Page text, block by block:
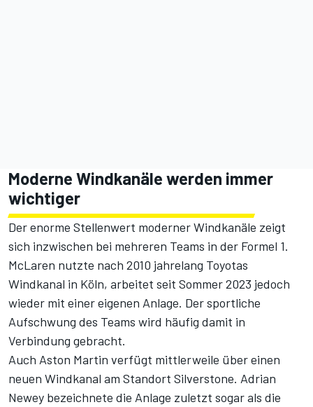
Moderne Windkanäle werden immer
wichtiger
Der enorme Stellenwert moderner Windkanäle zeigt
sich inzwischen bei mehreren Teams in der Formel 1.
McLaren nutzte nach 2010 jahrelang Toyotas
Windkanal in Köln, arbeitet seit Sommer 2023 jedoch
wieder mit einer eigenen Anlage. Der sportliche
Aufschwung des Teams wird häufig damit in
Verbindung gebracht.
Auch Aston Martin verfügt mittlerweile über einen
neuen Windkanal am Standort Silverstone. Adrian
Newey bezeichnete die Anlage zuletzt sogar als die